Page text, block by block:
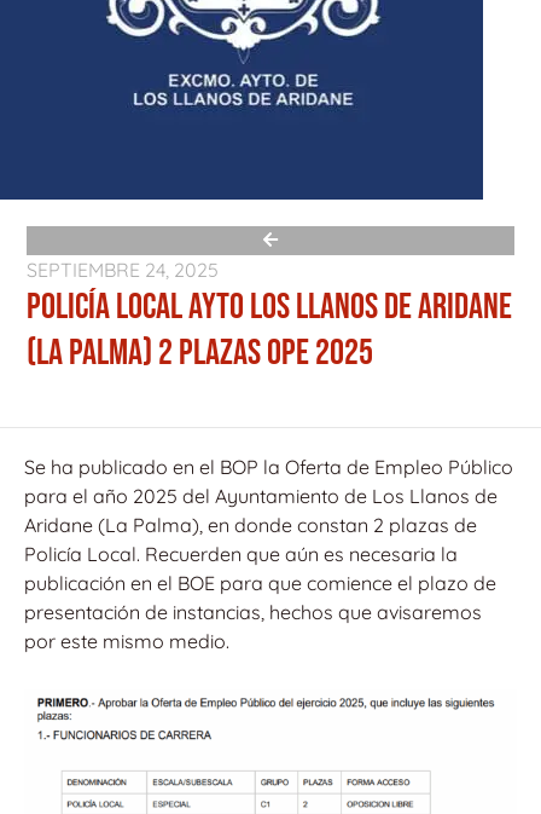
SEPTIEMBRE 24, 2025
POLICÍA LOCAL AYTO LOS LLANOS DE ARIDANE
(LA PALMA) 2 PLAZAS OPE 2025
Se ha publicado en el BOP la Oferta de Empleo Público
para el año 2025 del Ayuntamiento de Los Llanos de
Aridane (La Palma), en donde constan 2 plazas de
Policía Local. Recuerden que aún es necesaria la
publicación en el BOE para que comience el plazo de
presentación de instancias, hechos que avisaremos
por este mismo medio.